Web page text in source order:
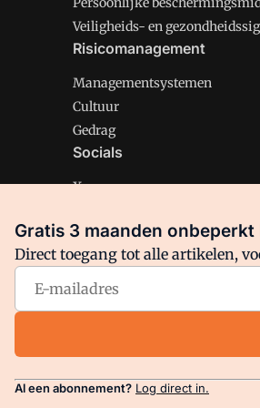
Veiligheids- en
Risicomanagement
Managementsystemen
Cultuur
Gedrag
Socials
X
Facebook
Arbo is onderdeel van VMN
Gratis 3 maanden onbeperkt
Direct toegang tot alle artikelen,
Al een abonnement? Log direct in.